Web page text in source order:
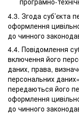
4.3. Згода суб’єкта
оформлення
до чинного
4.4. Повідомлення
включення його
даних, права,
персональних
передаються його
оформлення
до чинного